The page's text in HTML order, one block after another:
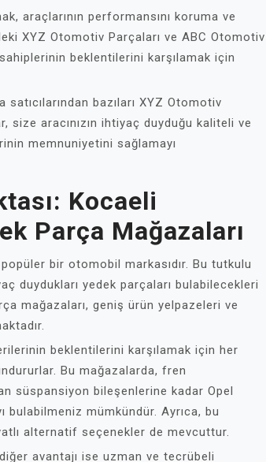
araçlarının performansını koruma ve
XYZ Otomotiv Parçaları ve ABC Otomotiv
beklentilerini karşılamak için
bazıları XYZ Otomotiv
size aracınızın ihtiyaç duyduğu kaliteli ve
memnuniyetini sağlamayı
Kocaeli
Parça Mağazaları
popüler bir otomobil markasıdır. Bu tutkulu
duydukları yedek parçaları bulabilecekleri
mağazaları, geniş ürün yelpazeleri ve
beklentilerini karşılamak için her
Bu mağazalarda, fren
süspansiyon bileşenlerine kadar Opel
bulabilmeniz mümkündür. Ayrıca, bu
alternatif seçenekler de mevcuttur.
avantajı ise uzman ve tecrübeli